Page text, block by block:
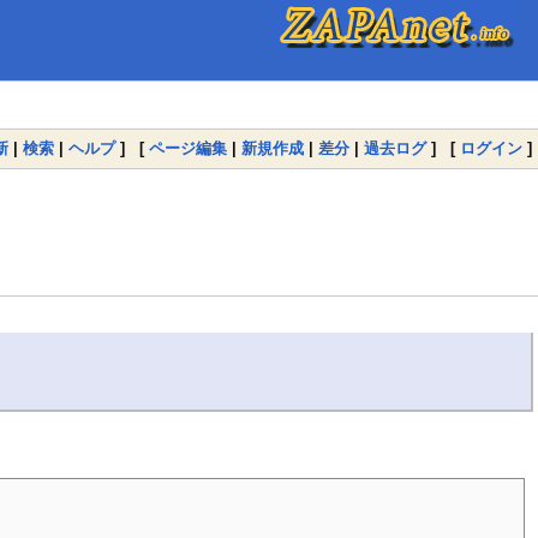
| 検索 | ヘルプ] [ ページ編集 | 新規作成 | 差分 | 過去ログ] [ ログイン ]